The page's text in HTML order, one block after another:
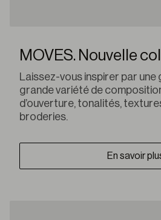
MOVES. Nouvelle
Laissez-vous inspirer par
grande variété de
d’ouverture, tonalités,
broderies.
En savoir